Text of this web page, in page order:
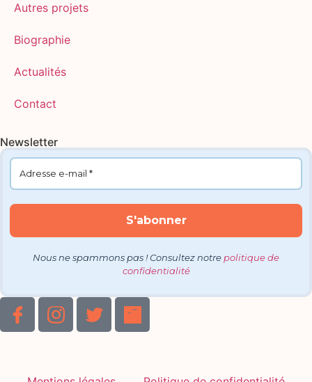
Autres projets
Biographie
Actualités
Contact
Newsletter
Nous ne spammons pas ! Consultez notre politique de
confidentialité